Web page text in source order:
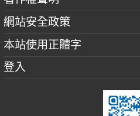
網站安全政策
本站使用正體字
登入